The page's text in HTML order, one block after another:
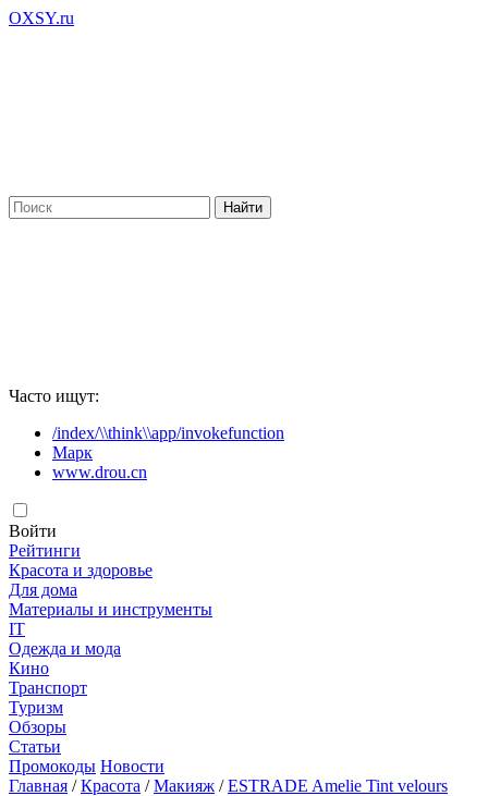
OXSY.ru
Часто ищут:
/index/\\think\\app/invokefunction
Марк
www.drou.cn
Войти
Рейтинги
Красота и здоровье
Для дома
Материалы и инструменты
IT
Одежда и мода
Кино
Транспорт
Туризм
Обзоры
Статьи
Промокоды Новости
Главная /Красота /Макияж /ESTRADE Amelie Tint velours